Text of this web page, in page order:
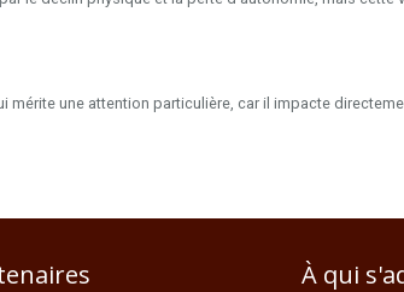
une attention particulière, car il impacte
À qui